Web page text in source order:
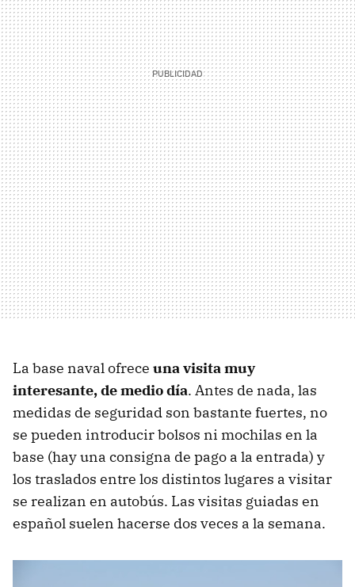
La base naval ofrece una visita muy
interesante, de medio día. Antes de nada, las
medidas de seguridad son bastante fuertes, no
se pueden introducir bolsos ni mochilas en la
base (hay una consigna de pago a la entrada) y
los traslados entre los distintos lugares a visitar
se realizan en autobús. Las visitas guiadas en
español suelen hacerse dos veces a la semana.